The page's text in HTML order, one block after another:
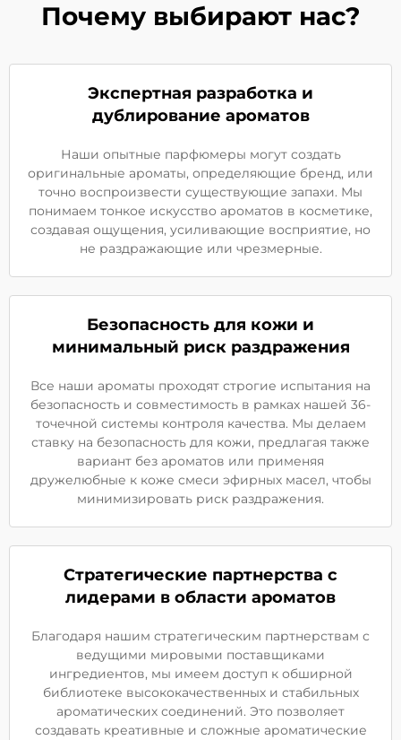
Почему выбирают нас?
Экспертная разработка и
дублирование ароматов
Наши опытные парфюмеры могут создать
оригинальные ароматы, определяющие бренд, или
точно воспроизвести существующие запахи. Мы
понимаем тонкое искусство ароматов в косметике,
создавая ощущения, усиливающие восприятие, но
не раздражающие или чрезмерные.
Безопасность для кожи и
минимальный риск раздражения
Все наши ароматы проходят строгие испытания на
безопасность и совместимость в рамках нашей 36-
точечной системы контроля качества. Мы делаем
ставку на безопасность для кожи, предлагая также
вариант без ароматов или применяя
дружелюбные к коже смеси эфирных масел, чтобы
минимизировать риск раздражения.
Стратегические партнерства с
лидерами в области ароматов
Благодаря нашим стратегическим партнерствам с
ведущими мировыми поставщиками
ингредиентов, мы имеем доступ к обширной
библиотеке высококачественных и стабильных
ароматических соединений. Это позволяет
создавать креативные и сложные ароматические